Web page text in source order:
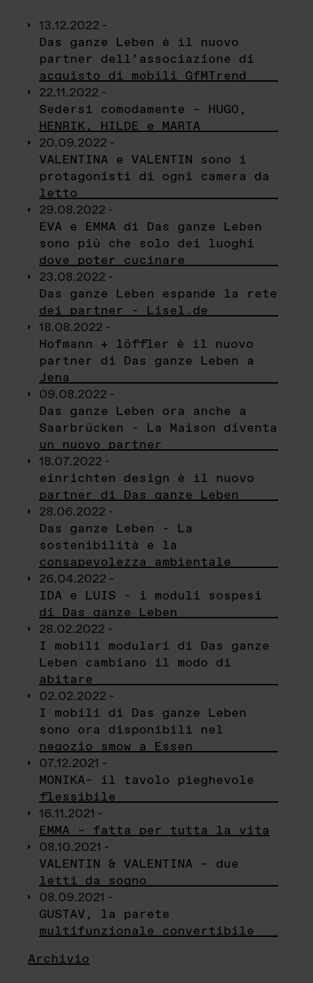
13.12.2022 -
Das ganze Leben è il nuovo
partner dell’associazione di
acquisto di mobili GfMTrend
22.11.2022 -
Sedersi comodamente – HUGO,
HENRIK, HILDE e MARTA
20.09.2022 -
VALENTINA e VALENTIN sono i
protagonisti di ogni camera da
letto
29.08.2022 -
EVA e EMMA di Das ganze Leben
sono più che solo dei luoghi
dove poter cucinare
23.08.2022 -
Das ganze Leben espande la rete
dei partner - Lisel.de
18.08.2022 -
Hofmann + löffler è il nuovo
partner di Das ganze Leben a
Jena
09.08.2022 -
Das ganze Leben ora anche a
Saarbrücken - La Maison diventa
un nuovo partner
18.07.2022 -
einrichten design è il nuovo
partner di Das ganze Leben
28.06.2022 -
Das ganze Leben - La
sostenibilità e la
consapevolezza ambientale
26.04.2022 -
IDA e LUIS - i moduli sospesi
di Das ganze Leben
28.02.2022 -
I mobili modulari di Das ganze
Leben cambiano il modo di
abitare
02.02.2022 -
I mobili di Das ganze Leben
sono ora disponibili nel
negozio smow a Essen
07.12.2021 -
MONIKA– il tavolo pieghevole
flessibile
16.11.2021 -
EMMA – fatta per tutta la vita
08.10.2021 -
VALENTIN & VALENTINA – due
letti da sogno
08.09.2021 -
GUSTAV, la parete
multifunzionale convertibile
Archivio